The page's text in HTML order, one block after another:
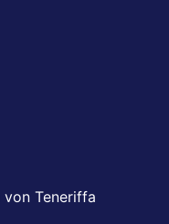
von Teneriffa